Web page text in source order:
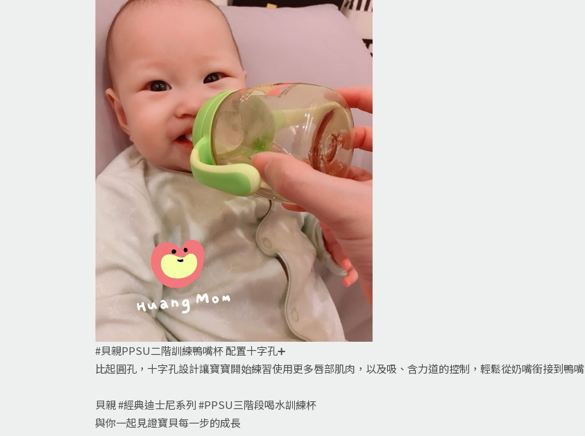
#貝親PPSU二階訓練鴨嘴杯 配置十字孔➕
比起圓孔，十字孔設計讓寶寶開始練習使用更多唇部肌肉，以及吸、含力道的控制，輕鬆從奶嘴銜接到鴨嘴
貝親 #經典迪士尼系列 #PPSU三階段喝水訓練杯
與你一起見證寶貝每一步的成長